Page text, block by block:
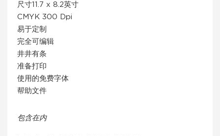
尺寸11.7 x 8.2英寸
CMYK 300 Dpi
易于定制
完全可编辑
井井有条
准备打印
使用的免费字体
帮助文件
包含在内